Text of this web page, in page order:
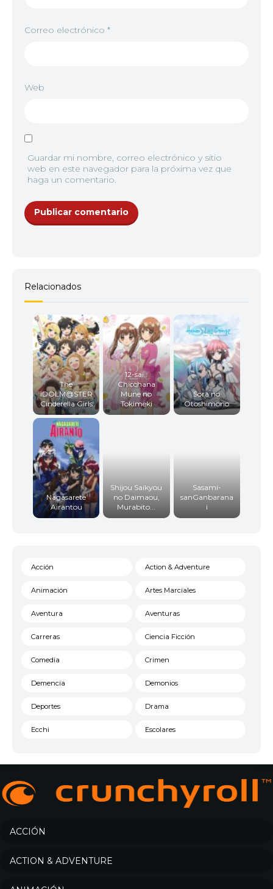
Correo electrónico *
Web
Guardar mi nombre, correo electrónico y sitio
web en este navegador para la próxima vez que
haga un comentario.
Relacionados
The
iDOLM@STER
Cinderella Girls
12-sai.:
Chicchana
Mune no
Tokimeki
Sora no
Otoshimono
Nagasarete
Airantou
Shijou Saikyou
no Daimaou,
Murabito...
Sasami-
sanGanbarana
i
Acción Action & Adventure
Animación Artes Marciales
Aventura Aventuras
Carreras Ciencia Ficción
Comedia Crimen
Demencia Demonios
Deportes Drama
Ecchi Escolares
Historico Infantil
ACCIÓN
ACTION & ADVENTURE